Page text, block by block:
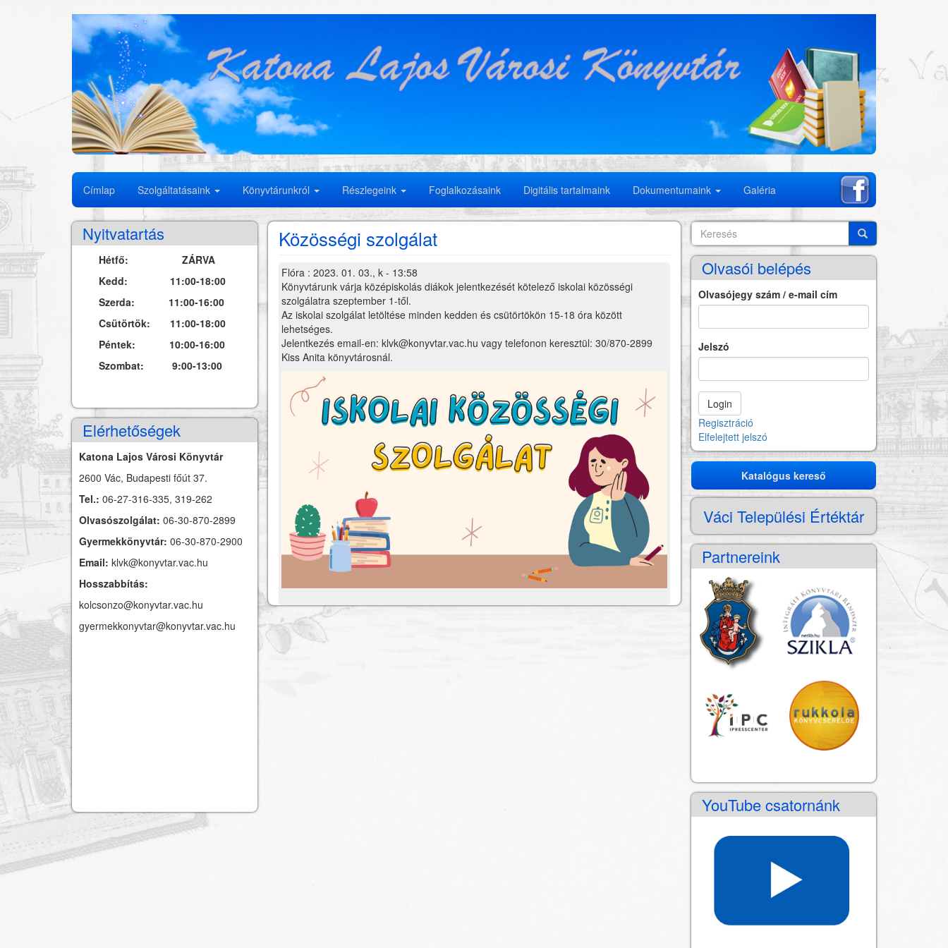
Fő
navigáció
Címlap Szolgáltatásaink Könyvtárunkról Részlegeink Foglalkozásaink Digitális tartalmaink Dokumentumaink Galéria
Nyitvatartás
Hétfő: ZÁRVA
Kedd: 11:00-18:00
Szerda: 11:00-16:00
Csütörtök: 11:00-18:00
Péntek: 10:00-16:00
Szombat: 9:00-13:00
Elérhetőségek
Katona Lajos Városi Könyvtár
2600 Vác, Budapesti főút 37.
Tel.: 06-27-316-335, 319-262
Olvasószolgálat: 06-30-870-2899
Gyermekkönyvtár: 06-30-870-2900
Email: klvk@konyvtar.vac.hu
Hosszabbítás:
kolcsonzo@konyvtar.vac.hu
gyermekkonyvtar@konyvtar.vac.hu
Közösségi szolgálat
Flóra: 2023. 01. 03., k - 13:58
Könyvtárunk várja középiskolás diákok jelentkezését kötelező iskolai közösségi
szolgálatra szeptember 1-től.
Az iskolai szolgálat letöltése minden kedden és csütörtökön 15-18 óra között
lehetséges.
Jelentkezés email-en: klvk@konyvtar.vac.hu vagy telefonon keresztül: 30/870-2899
Kiss Anita könyvtárosnál.
Search
Keresés Keresés
Olvasói belépés
Olvasójegy szám / e-mail cím
Jelszó
Regisztráció
Elfelejtett jelszó
Katalógus
kereső
Katalógus kereső
Váci Települési Értéktár
Partnereink
YouTube csatornánk